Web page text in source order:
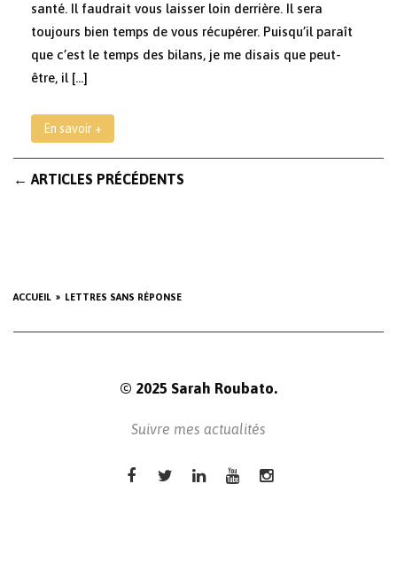
ACCUEIL LETTRES SANS RÉPONSE
santé. Il faudrait vous laisser loin derrière. Il sera
toujours bien temps de vous récupérer. Puisqu’il paraît
que c’est le temps des bilans, je me disais que peut-
être, il […]
En savoir +
POSTS
← ARTICLES PRÉCÉDENTS
© 2025 Sarah Roubato.
Suivre mes actualités